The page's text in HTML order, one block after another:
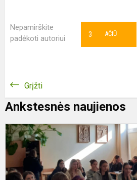
Nepamirškite
padėkoti autoriui
AČIŪ
3
Grįžti
Ankstesnės naujienos